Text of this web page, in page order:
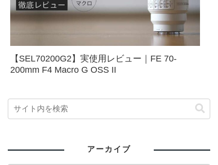
【SEL70200G2】実使用レビュー｜FE 70-
200mm F4 Macro G OSS II
アーカイブ